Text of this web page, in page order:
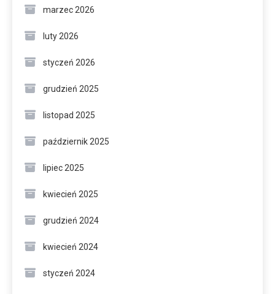
marzec 2026
luty 2026
styczeń 2026
grudzień 2025
listopad 2025
październik 2025
lipiec 2025
kwiecień 2025
grudzień 2024
kwiecień 2024
styczeń 2024